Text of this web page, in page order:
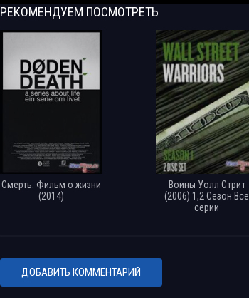
РЕКОМЕНДУЕМ ПОСМОТРЕТЬ
Смерть. Фильм о жизни
(2014)
Воины Уолл Стрит
(2006) 1,2 Сезон Все
серии
ДОБАВИТЬ КОММЕНТАРИЙ